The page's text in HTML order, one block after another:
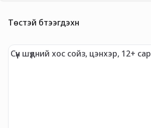
Төстэй бүтээгдэхүүн
Сүүн шүдний хос сойз, цэнхэр, 12+ сар